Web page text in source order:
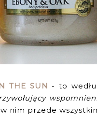
THE SUN - to
nim przede